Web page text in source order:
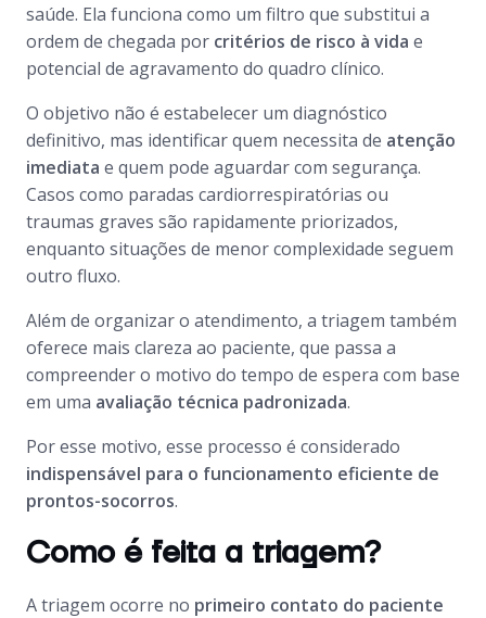
saúde. Ela funciona como um filtro que substitui a
ordem de chegada por critérios de risco à vida e
potencial de agravamento do quadro clínico.
O objetivo não é estabelecer um diagnóstico
definitivo, mas identificar quem necessita de atenção
imediata e quem pode aguardar com segurança.
Casos como paradas cardiorrespiratórias ou
traumas graves são rapidamente priorizados,
enquanto situações de menor complexidade seguem
outro fluxo.
Além de organizar o atendimento, a triagem também
oferece mais clareza ao paciente, que passa a
compreender o motivo do tempo de espera com base
em uma avaliação técnica padronizada.
Por esse motivo, esse processo é considerado
indispensável para o funcionamento eficiente de
prontos-socorros.
Como é feita a triagem?
A triagem ocorre no primeiro contato do paciente